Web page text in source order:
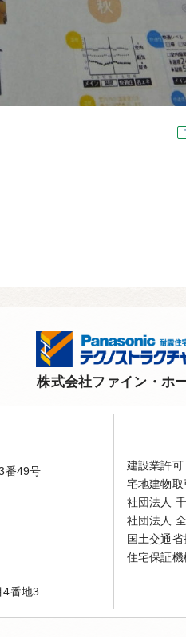
株式会社ファイン・ホ
番49号
4番地3
建設業許
宅地建物
社団法人
社団法人
国土交通
住宅保証